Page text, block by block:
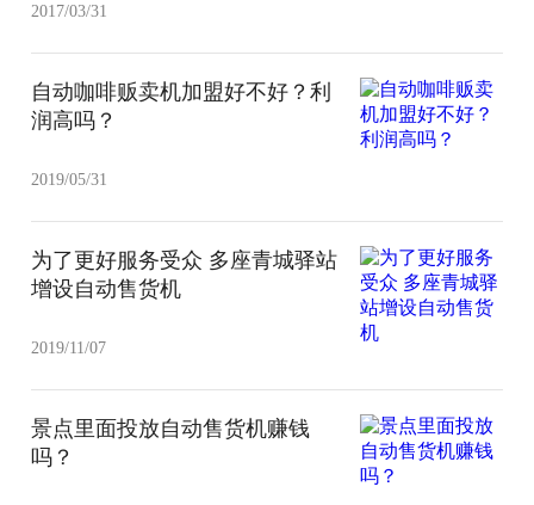
2017/03/31
自动咖啡贩卖机加盟好不好？利
润高吗？
2019/05/31
为了更好服务受众 多座青城驿站
增设自动售货机
2019/11/07
景点里面投放自动售货机赚钱
吗？